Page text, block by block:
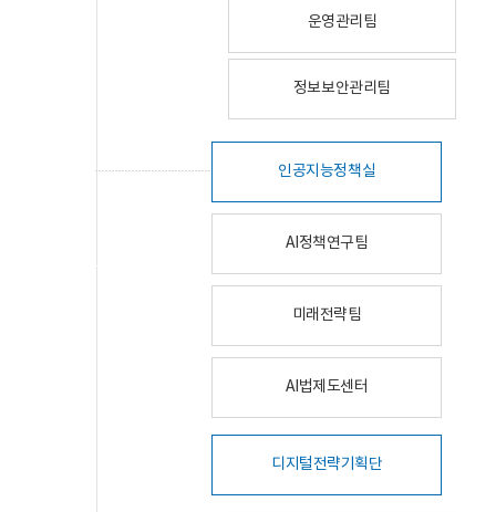
운영관리팀
정보보안관리팀
인공지능정책실
AI정책연구팀
미래전략팀
AI법제도센터
디지털전략기획단